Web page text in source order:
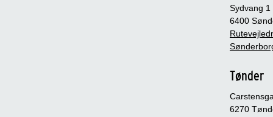
Sydvang 1
6400
Tønder
6270